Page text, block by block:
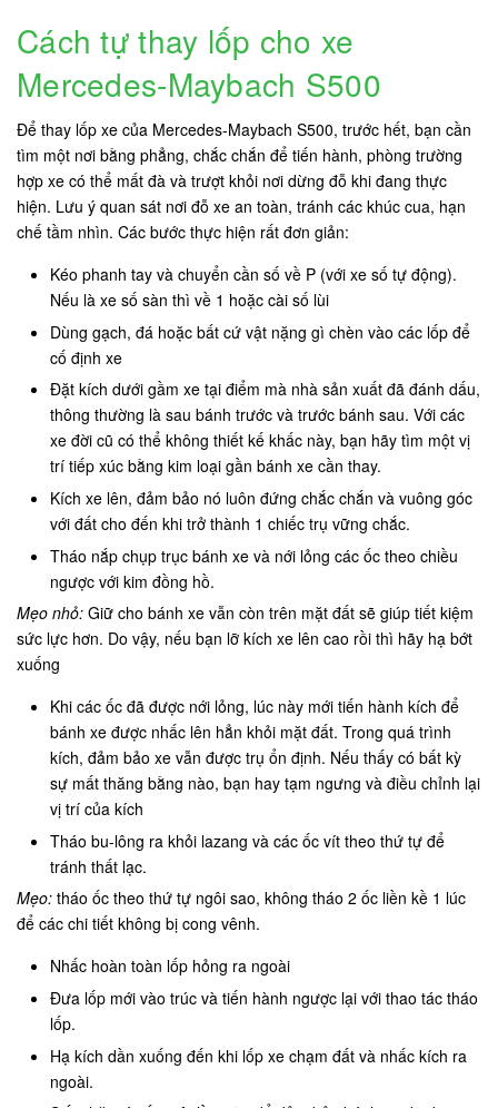
Cách tự thay lốp cho xe
Mercedes-Maybach S500
Để thay lốp xe của Mercedes-Maybach S500, trước hết, bạn cần
tìm một nơi bằng phẳng, chắc chắn để tiến hành, phòng trường
hợp xe có thể mất đà và trượt khỏi nơi dừng đỗ khi đang thực
hiện. Lưu ý quan sát nơi đỗ xe an toàn, tránh các khúc cua, hạn
chế tầm nhìn. Các bước thực hiện rất đơn giản:
Kéo phanh tay và chuyển cần số về P (với xe số tự động).
Nếu là xe số sàn thì về 1 hoặc cài số lùi
Dùng gạch, đá hoặc bất cứ vật nặng gì chèn vào các lốp để
cố định xe
Đặt kích dưới gầm xe tại điểm mà nhà sản xuất đã đánh dấu,
thông thường là sau bánh trước và trước bánh sau. Với các
xe đời cũ có thể không thiết kế khấc này, bạn hãy tìm một vị
trí tiếp xúc bằng kim loại gần bánh xe cần thay.
Kích xe lên, đảm bảo nó luôn đứng chắc chắn và vuông góc
với đất cho đến khi trở thành 1 chiếc trụ vững chắc.
Tháo nắp chụp trục bánh xe và nới lỏng các ốc theo chiều
ngược với kim đồng hồ.
Mẹo nhỏ: Giữ cho bánh xe vẫn còn trên mặt đất sẽ giúp tiết kiệm
sức lực hơn. Do vậy, nếu bạn lỡ kích xe lên cao rồi thì hãy hạ bớt
xuống
Khi các ốc đã được nới lỏng, lúc này mới tiến hành kích để
bánh xe được nhấc lên hẳn khỏi mặt đất. Trong quá trình
kích, đảm bảo xe vẫn được trụ ổn định. Nếu thấy có bất kỳ
sự mất thăng bằng nào, bạn hay tạm ngưng và điều chỉnh lại
vị trí của kích
Tháo bu-lông ra khỏi lazang và các ốc vít theo thứ tự để
tránh thất lạc.
Mẹo: tháo ốc theo thứ tự ngôi sao, không tháo 2 ốc liền kề 1 lúc
để các chi tiết không bị cong vênh.
Nhấc hoàn toàn lốp hỏng ra ngoài
Đưa lốp mới vào trúc và tiến hành ngược lại với thao tác tháo
lốp.
Hạ kích dần xuống đến khi lốp xe chạm đất và nhấc kích ra
ngoài.